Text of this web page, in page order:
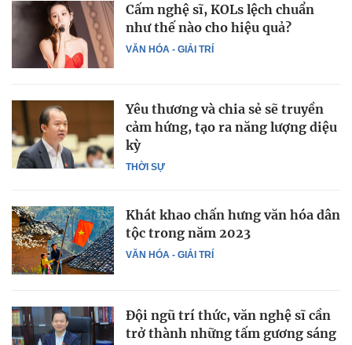
VĂN HÓA - GIẢI TRÍ
Cấm nghệ sĩ, KOLs lệch chuẩn
như thế nào cho hiệu quả?
THỜI SỰ
Yêu thương và chia sẻ sẽ truyền
cảm hứng, tạo ra năng lượng diệu
kỳ
VĂN HÓA - GIẢI TRÍ
Khát khao chấn hưng văn hóa dân
tộc trong năm 2023
Đội ngũ trí thức, văn nghệ sĩ cần
trở thành những tấm gương sáng